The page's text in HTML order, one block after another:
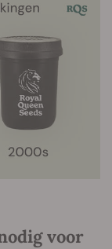
voor